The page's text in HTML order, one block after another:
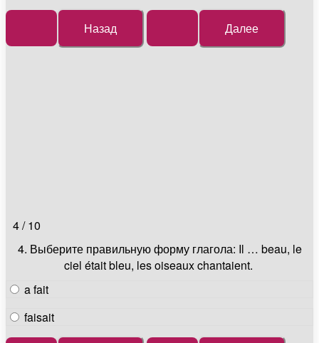
4 / 10
4. Выберите правильную форму глагола: Il … beau, le
ciel était bleu, les oiseaux chantaient.
a fait
faisait